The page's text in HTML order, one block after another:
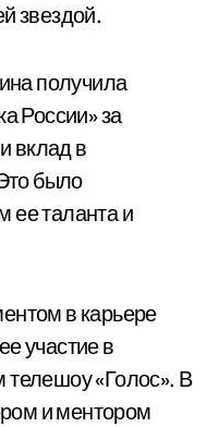
звездой.
получила
России» за
вклад в
было
ее таланта и
в карьере
участие в
«Голос». В
и ментором